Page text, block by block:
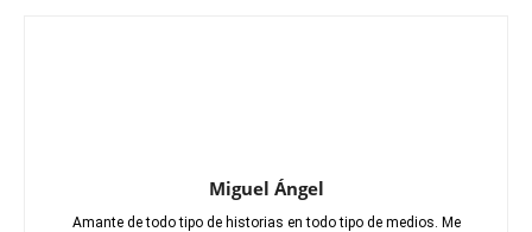
Miguel Ángel
Amante de todo tipo de historias en todo tipo de medios. Me